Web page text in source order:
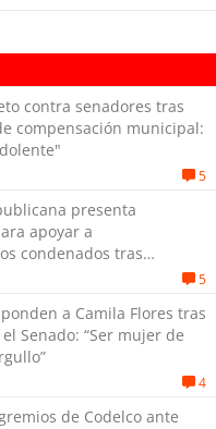
contra senadores tras
compensación municipal:
5
presenta
apoyar a
condenados tras
5
a Camila Flores tras
Senado: “Ser mujer de
4
de Codelco ante